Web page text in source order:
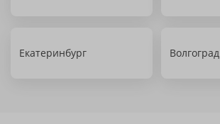
Екатеринбург Волгоград